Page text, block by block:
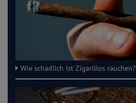
Wie schädlich ist Zigarillos rauchen?